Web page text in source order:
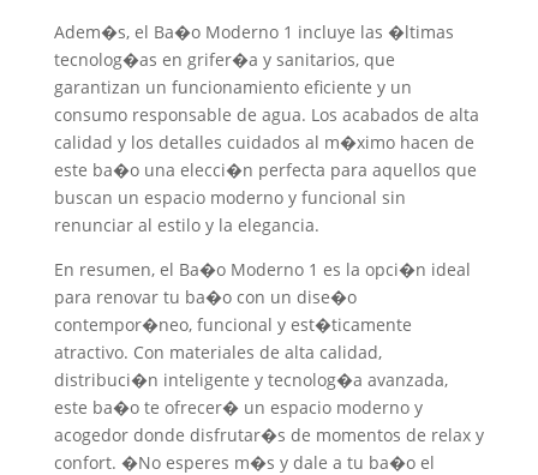
Adem�s, el Ba�o Moderno 1 incluye las �ltimas
tecnolog�as en grifer�a y sanitarios, que
garantizan un funcionamiento eficiente y un
consumo responsable de agua. Los acabados de alta
calidad y los detalles cuidados al m�ximo hacen de
este ba�o una elecci�n perfecta para aquellos que
buscan un espacio moderno y funcional sin
renunciar al estilo y la elegancia.
En resumen, el Ba�o Moderno 1 es la opci�n ideal
para renovar tu ba�o con un dise�o
contempor�neo, funcional y est�ticamente
atractivo. Con materiales de alta calidad,
distribuci�n inteligente y tecnolog�a avanzada,
este ba�o te ofrecer� un espacio moderno y
acogedor donde disfrutar�s de momentos de relax y
confort. �No esperes m�s y dale a tu ba�o el